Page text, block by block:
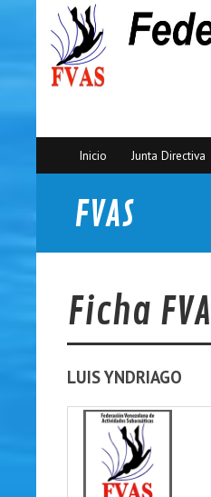
Inicio Junta Directiva
FVAS
Federación
Ficha
LUISYNDRIAGO